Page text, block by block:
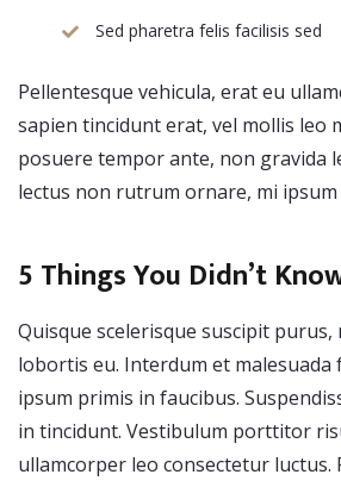
Sed pharetra felis facilisis sed
Pellentesque vehicula, erat eu
sapien tincidunt erat, vel mollis leo
posuere tempor ante, non gravida
lectus non rutrum ornare, mi ipsum
5 Things You Didn’t
Quisque scelerisque suscipit purus,
lobortis eu. Interdum et malesuada
ipsum primis in faucibus.
in tincidunt. Vestibulum porttitor
ullamcorper leo consectetur luctus.